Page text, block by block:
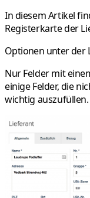
In diesem Artikel
Registerkarte der
Optionen unter der
Nur Felder mit
einige Felder, die
wichtig auszufüllen.